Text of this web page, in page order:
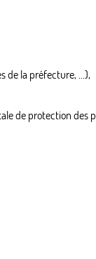
de la préfecture, ...),
de protection des